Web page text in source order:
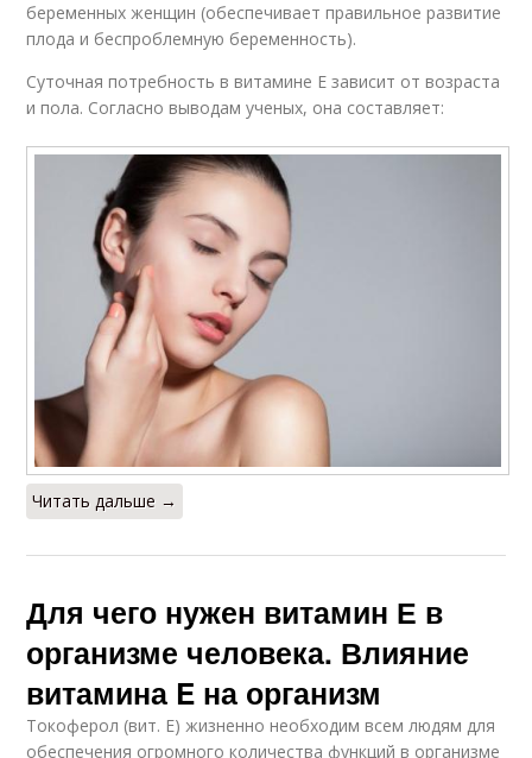
беременных женщин (обеспечивает правильное развитие
плода и беспроблемную беременность).
Суточная потребность в витамине Е зависит от возраста
и пола. Согласно выводам ученых, она составляет:
Читать дальше →
Для чего нужен витамин Е в
организме человека. Влияние
витамина E на организм
Токоферол (вит. Е) жизненно необходим всем людям для
обеспечения огромного количества функций в организме